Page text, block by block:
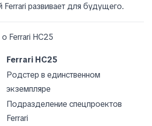
Ferrari развивает для будущего.
Ferrari HC25
Ferrari HC25
Родстер в единственном
экземпляре
Подразделение спецпроектов
Ferrari